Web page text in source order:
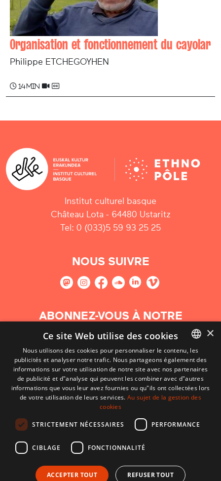
Organisation et fonctionnement du cayolar
Philippe ETCHEGOYHEN
14 min
Institut culturel basque
Château Lota - 64480 Ustaritz
Tel: 0 (033)5 59 93 25 25
NOUS SUIVRE
ABONNEZ-VOUS À NOTRE
NEWSLETTER
S'abonner
BASQUE
FRENCH
×
Ce site Web utilise des cookies
Nous utilisons des cookies pour personnaliser le contenu, les
publicités et analyser notre trafic. Nous partageons également des
informations sur votre utilisation de notre site avec nos partenaires
de publicité et d"analyse qui peuvent les combiner avec d"autres
informations que vous leur avez fournies ou qu"ils ont collectées lors
de votre utilisation de leurs services.Au sujet de la gestion des
cookies
STRICTEMENT NÉCESSAIRES PERFORMANCE
CIBLAGE FONCTIONNALITÉ
ACCEPTER TOUT REFUSER TOUT